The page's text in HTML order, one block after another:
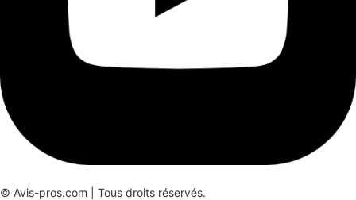
© Avis-pros.com | Tous droits réservés.